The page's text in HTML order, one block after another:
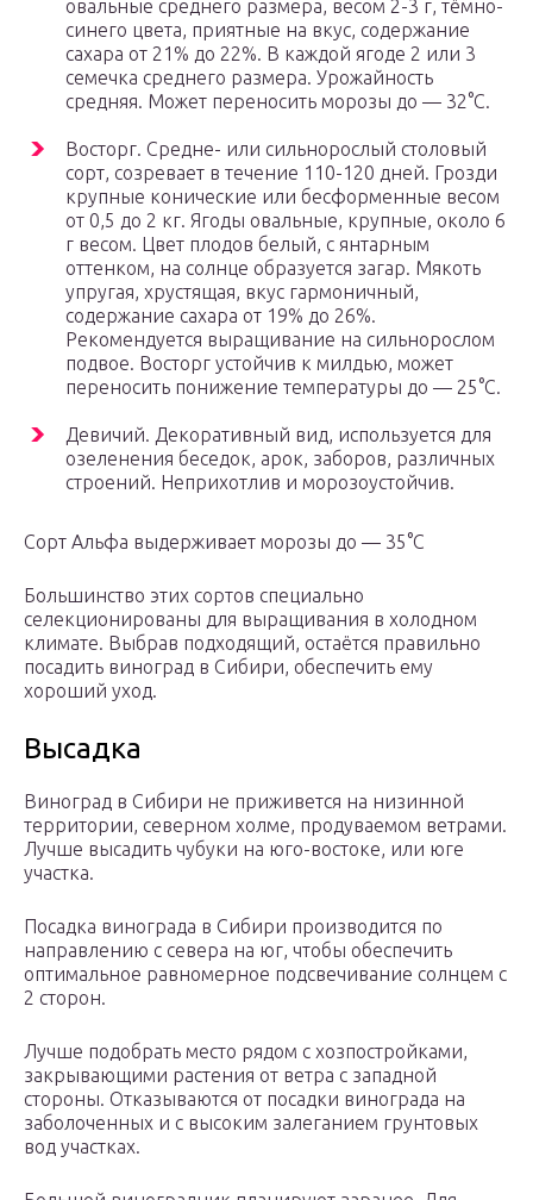
овальные среднего размера, весом 2-3 г, тёмно-
синего цвета, приятные на вкус, содержание
сахара от 21% до 22%. В каждой ягоде 2 или 3
семечка среднего размера. Урожайность
средняя. Может переносить морозы до — 32°С.
Восторг. Средне- или сильнорослый столовый
сорт, созревает в течение 110-120 дней. Грозди
крупные конические или бесформенные весом
от 0,5 до 2 кг. Ягоды овальные, крупные, около 6
г весом. Цвет плодов белый, с янтарным
оттенком, на солнце образуется загар. Мякоть
упругая, хрустящая, вкус гармоничный,
содержание сахара от 19% до 26%.
Рекомендуется выращивание на сильнорослом
подвое. Восторг устойчив к милдью, может
переносить понижение температуры до — 25°С.
Девичий. Декоративный вид, используется для
озеленения беседок, арок, заборов, различных
строений. Неприхотлив и морозоустойчив.
Сорт Альфа выдерживает морозы до — 35°С
Большинство этих сортов специально
селекционированы для выращивания в холодном
климате. Выбрав подходящий, остаётся правильно
посадить виноград в Сибири, обеспечить ему
хороший уход.
Высадка
Виноград в Сибири не приживется на низинной
территории, северном холме, продуваемом ветрами.
Лучше высадить чубуки на юго-востоке, или юге
участка.
Посадка винограда в Сибири производится по
направлению с севера на юг, чтобы обеспечить
оптимальное равномерное подсвечивание солнцем с
2 сторон.
Лучше подобрать место рядом с хозпостройками,
закрывающими растения от ветра с западной
стороны. Отказываются от посадки винограда на
заболоченных и с высоким залеганием грунтовых
вод участках.